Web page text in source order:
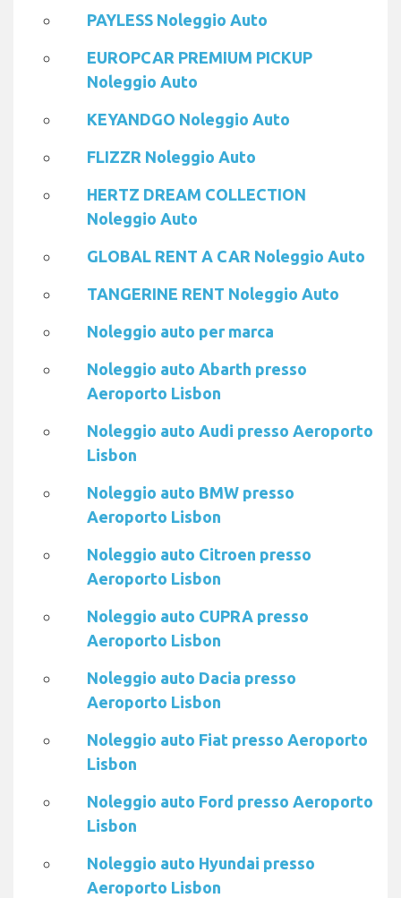
PAYLESS Noleggio Auto
EUROPCAR PREMIUM PICKUP
Noleggio Auto
KEYANDGO Noleggio Auto
FLIZZR Noleggio Auto
HERTZ DREAM COLLECTION
Noleggio Auto
GLOBAL RENT A CAR Noleggio Auto
TANGERINE RENT Noleggio Auto
Noleggio auto per marca
Noleggio auto Abarth presso
Aeroporto Lisbon
Noleggio auto Audi presso Aeroporto
Lisbon
Noleggio auto BMW presso
Aeroporto Lisbon
Noleggio auto Citroen presso
Aeroporto Lisbon
Noleggio auto CUPRA presso
Aeroporto Lisbon
Noleggio auto Dacia presso
Aeroporto Lisbon
Noleggio auto Fiat presso Aeroporto
Lisbon
Noleggio auto Ford presso Aeroporto
Lisbon
Noleggio auto Hyundai presso
Aeroporto Lisbon